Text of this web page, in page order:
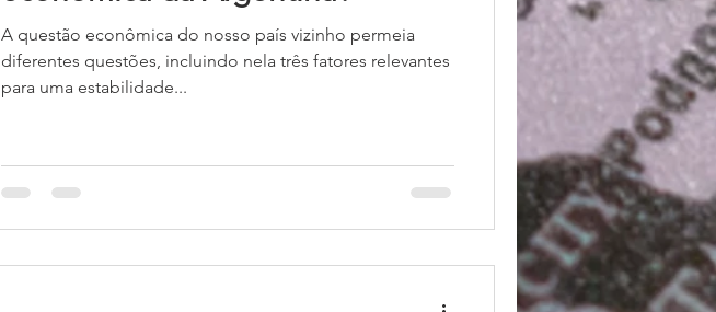
A questão econômica do nosso país vizinho permeia
diferentes questões, incluindo nela três fatores relevantes
para uma estabilidade...